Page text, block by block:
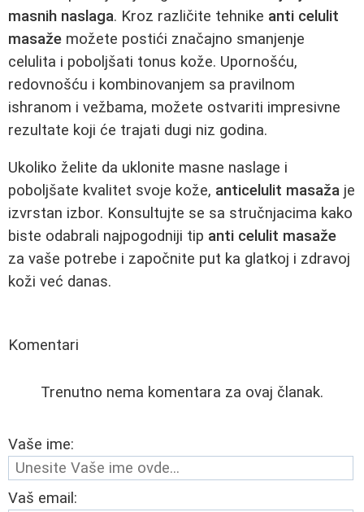
masnih naslaga. Kroz različite tehnike anti celulit
masaže možete postići značajno smanjenje
celulita i poboljšati tonus kože. Upornošću,
redovnošću i kombinovanjem sa pravilnom
ishranom i vežbama, možete ostvariti impresivne
rezultate koji će trajati dugi niz godina.
Ukoliko želite da uklonite masne naslage i
poboljšate kvalitet svoje kože, anticelulit masaža je
izvrstan izbor. Konsultujte se sa stručnjacima kako
biste odabrali najpogodniji tip anti celulit masaže
za vaše potrebe i započnite put ka glatkoj i zdravoj
koži već danas.
Komentari
Trenutno nema komentara za ovaj članak.
Vaše ime:
Vaš email: